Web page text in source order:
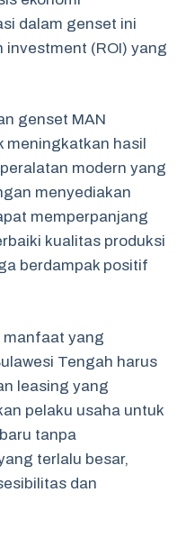
dalam genset ini
investment (ROI) yang
genset MAN
meningkatkan hasil
modern yang
menyediakan
memperpanjang
kualitas produksi
berdampak positif
manfaat yang
Tengah harus
leasing yang
pelaku usaha untuk
tanpa
terlalu besar,
dan